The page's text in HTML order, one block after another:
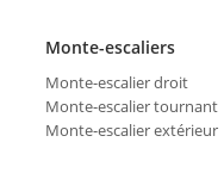
Monte-escaliers
Monte-escalier droit
Monte-escalier tournant
Monte-escalier extérieur